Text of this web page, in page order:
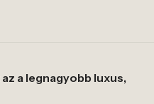
a legnagyobb luxus,